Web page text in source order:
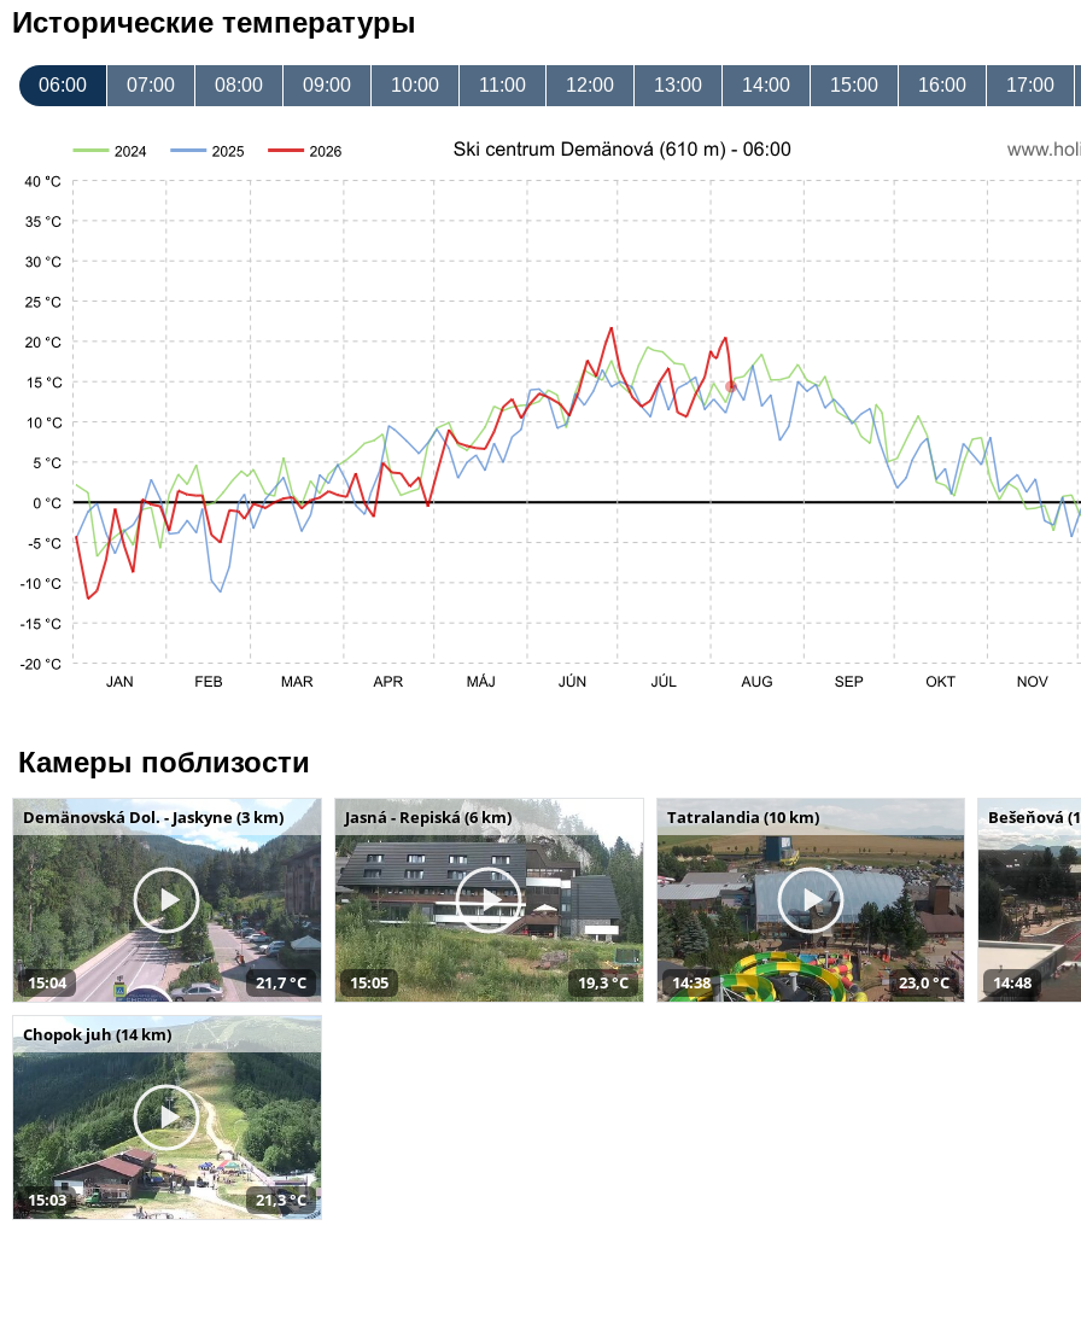
Исторические температуры
06:00 07:00 08:00 09:00 10:00 11:00 12:00 13:00 14:00 15:00 16:00 17:00
Камеры поблизости
Demänovská Dol. - Jaskyne (3 km)
15:04 21,7 °C
Jasná - Repiská (6 km)
15:05 19,3 °C
Tatralandia (10 km)
14:38 23,0 °C
Bešeňová
14:48
Chopok juh (14 km)
15:03 21,3 °C